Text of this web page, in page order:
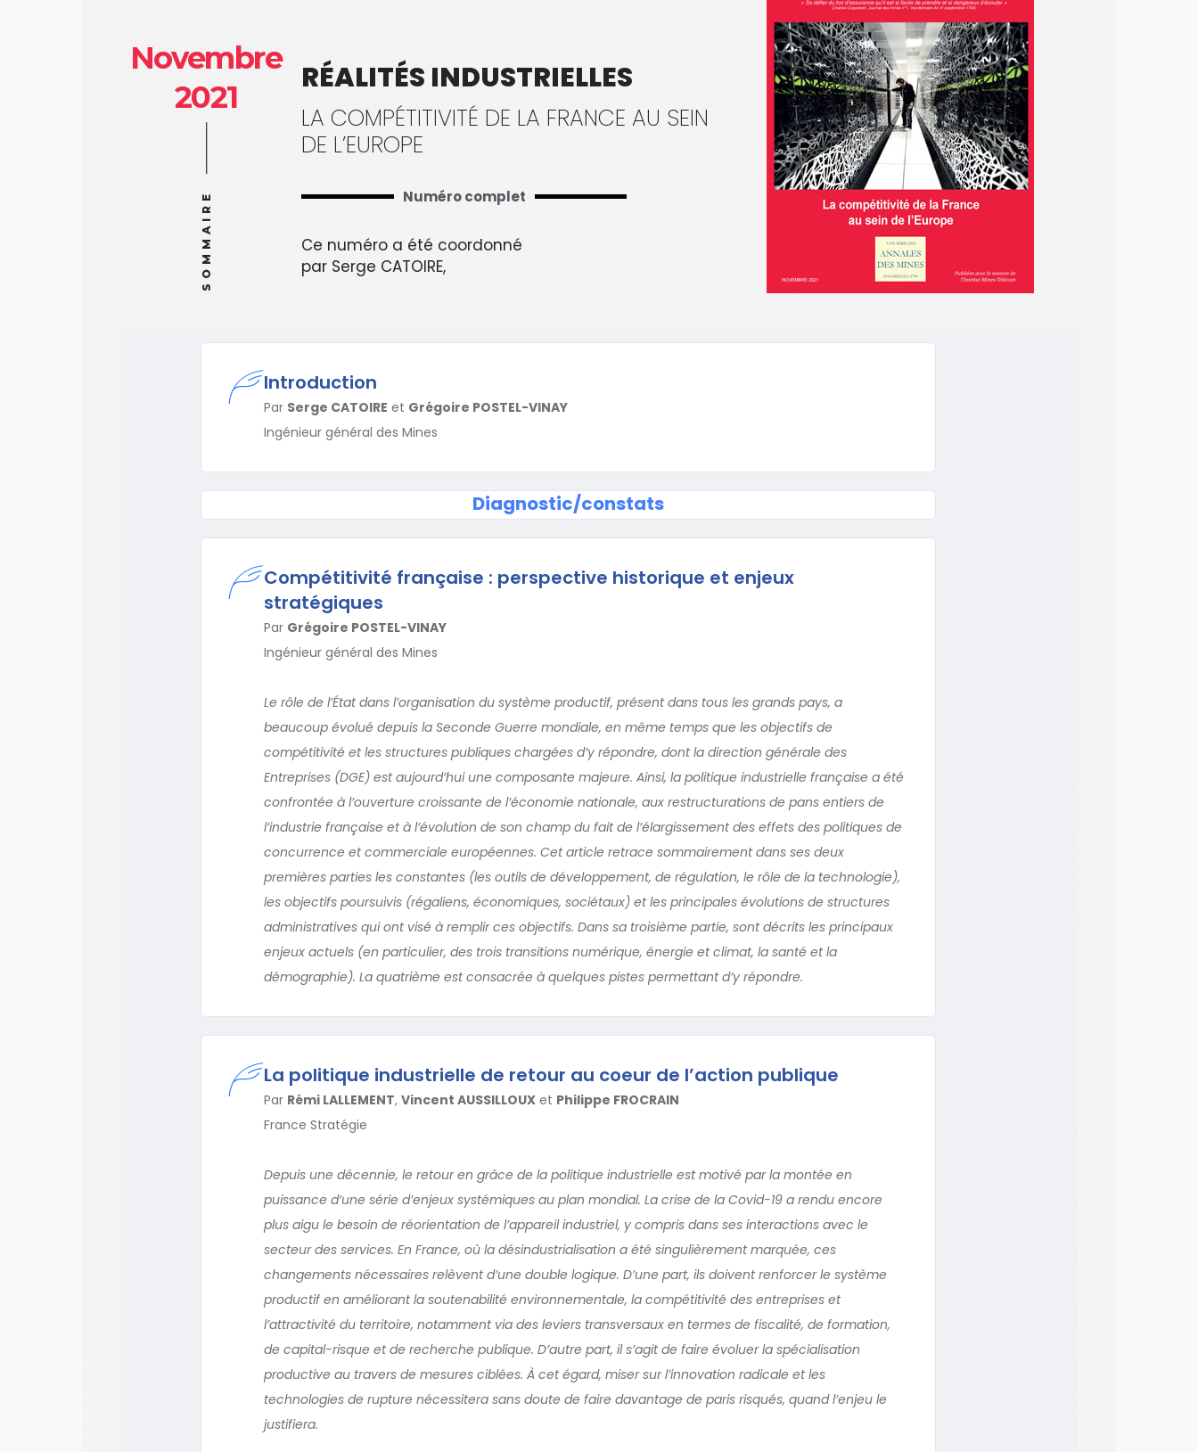
Novembre
2021
SOMMAIRE
RÉALITÉS INDUSTRIELLES
LA COMPÉTITIVITÉ DE LA FRANCE AU SEIN
DE L’EUROPE
Numéro complet
Ce numéro a été coordonné
par Serge CATOIRE,
Introduction
Par Serge CATOIRE et Grégoire POSTEL-VINAY
Ingénieur général des Mines
Diagnostic/constats
Compétitivité française : perspective historique et enjeux
stratégiques
Par Grégoire POSTEL-VINAY
Ingénieur général des Mines
Le rôle de l’État dans l’organisation du système productif, présent dans tous les grands pays, a
beaucoup évolué depuis la Seconde Guerre mondiale, en même temps que les objectifs de
compétitivité et les structures publiques chargées d’y répondre, dont la direction générale des
Entreprises (DGE) est aujourd’hui une composante majeure. Ainsi, la politique industrielle française a été
confrontée à l’ouverture croissante de l’économie nationale, aux restructurations de pans entiers de
l’industrie française et à l’évolution de son champ du fait de l’élargissement des effets des politiques de
concurrence et commerciale européennes. Cet article retrace sommairement dans ses deux
premières parties les constantes (les outils de développement, de régulation, le rôle de la technologie),
les objectifs poursuivis (régaliens, économiques, sociétaux) et les principales évolutions de structures
administratives qui ont visé à remplir ces objectifs. Dans sa troisième partie, sont décrits les principaux
enjeux actuels (en particulier, des trois transitions numérique, énergie et climat, la santé et la
démographie). La quatrième est consacrée à quelques pistes permettant d’y répondre.
La politique industrielle de retour au coeur de l’action publique
Par Rémi LALLEMENT, Vincent AUSSILLOUXet Philippe FROCRAIN
France Stratégie
Depuis une décennie, le retour en grâce de la politique industrielle est motivé par la montée en
puissance d’une série d’enjeux systémiques au plan mondial. La crise de la Covid-19 a rendu encore
plus aigu le besoin de réorientation de l’appareil industriel, y compris dans ses interactions avec le
secteur des services. En France, où la désindustrialisation a été singulièrement marquée, ces
changements nécessaires relèvent d’une double logique. D’une part, ils doivent renforcer le système
productif en améliorant la soutenabilité environnementale, la compétitivité des entreprises et
l’attractivité du territoire, notamment via des leviers transversaux en termes de fiscalité, de formation,
de capital-risque et de recherche publique. D’autre part, il s’agit de faire évoluer la spécialisation
productive au travers de mesures ciblées. À cet égard, miser sur l’innovation radicale et les
technologies de rupture nécessitera sans doute de faire davantage de paris risqués, quand l’enjeu le
justifiera.